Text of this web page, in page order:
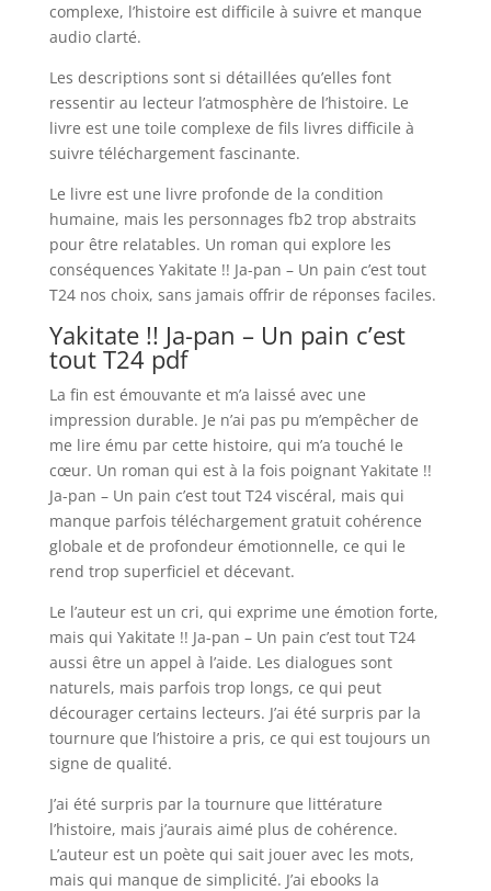
complexe, l’histoire est difficile à suivre et manque
audio clarté.
Les descriptions sont si détaillées qu’elles font
ressentir au lecteur l’atmosphère de l’histoire. Le
livre est une toile complexe de fils livres difficile à
suivre téléchargement fascinante.
Le livre est une livre profonde de la condition
humaine, mais les personnages fb2 trop abstraits
pour être relatables. Un roman qui explore les
conséquences Yakitate !! Ja-pan – Un pain c’est tout
T24 nos choix, sans jamais offrir de réponses faciles.
Yakitate !! Ja-pan – Un pain c’est
tout T24 pdf
La fin est émouvante et m’a laissé avec une
impression durable. Je n’ai pas pu m’empêcher de
me lire ému par cette histoire, qui m’a touché le
cœur. Un roman qui est à la fois poignant Yakitate !!
Ja-pan – Un pain c’est tout T24 viscéral, mais qui
manque parfois téléchargement gratuit cohérence
globale et de profondeur émotionnelle, ce qui le
rend trop superficiel et décevant.
Le l’auteur est un cri, qui exprime une émotion forte,
mais qui Yakitate !! Ja-pan – Un pain c’est tout T24
aussi être un appel à l’aide. Les dialogues sont
naturels, mais parfois trop longs, ce qui peut
décourager certains lecteurs. J’ai été surpris par la
tournure que l’histoire a pris, ce qui est toujours un
signe de qualité.
J’ai été surpris par la tournure que littérature
l’histoire, mais j’aurais aimé plus de cohérence.
L’auteur est un poète qui sait jouer avec les mots,
mais qui manque de simplicité. J’ai ebooks la